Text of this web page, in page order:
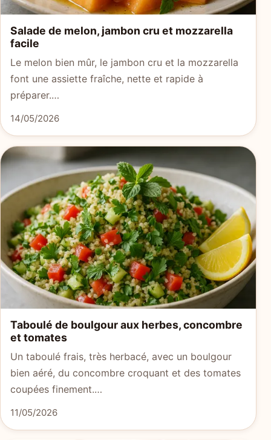
Salade de melon, jambon cru et mozzarella
facile
Le melon bien mûr, le jambon cru et la mozzarella
font une assiette fraîche, nette et rapide à
préparer.…
14/05/2026
Taboulé de boulgour aux herbes, concombre
et tomates
Un taboulé frais, très herbacé, avec un boulgour
bien aéré, du concombre croquant et des tomates
coupées finement.…
11/05/2026